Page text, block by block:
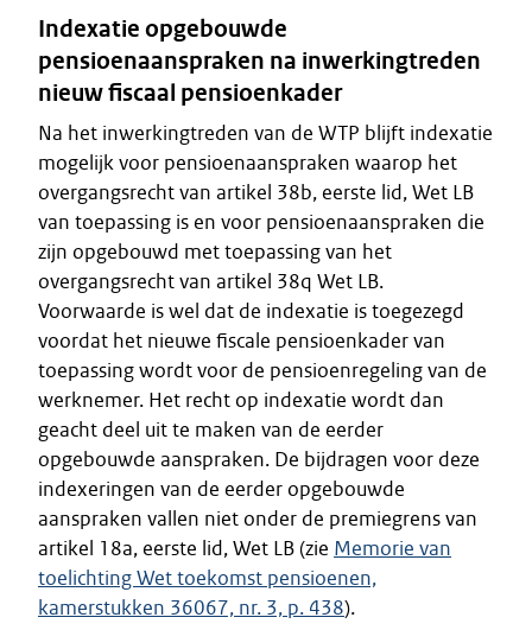
Indexatie opgebouwde
pensioenaanspraken na inwerkingtreden
nieuw fiscaal pensioenkader
Na het inwerkingtreden van de WTP blijft indexatie
mogelijk voor pensioenaanspraken waarop het
overgangsrecht van artikel 38b, eerste lid, Wet LB
van toepassing is en voor pensioenaanspraken die
zijn opgebouwd met toepassing van het
overgangsrecht van artikel 38q Wet LB.
Voorwaarde is wel dat de indexatie is toegezegd
voordat het nieuwe fiscale pensioenkader van
toepassing wordt voor de pensioenregeling van de
werknemer. Het recht op indexatie wordt dan
geacht deel uit te maken van de eerder
opgebouwde aanspraken. De bijdragen voor deze
indexeringen van de eerder opgebouwde
aanspraken vallen niet onder de premiegrens van
artikel 18a, eerste lid, Wet LB (zie Memorie van
toelichting Wet toekomst pensioenen,
kamerstukken 36067, nr. 3, p. 438).